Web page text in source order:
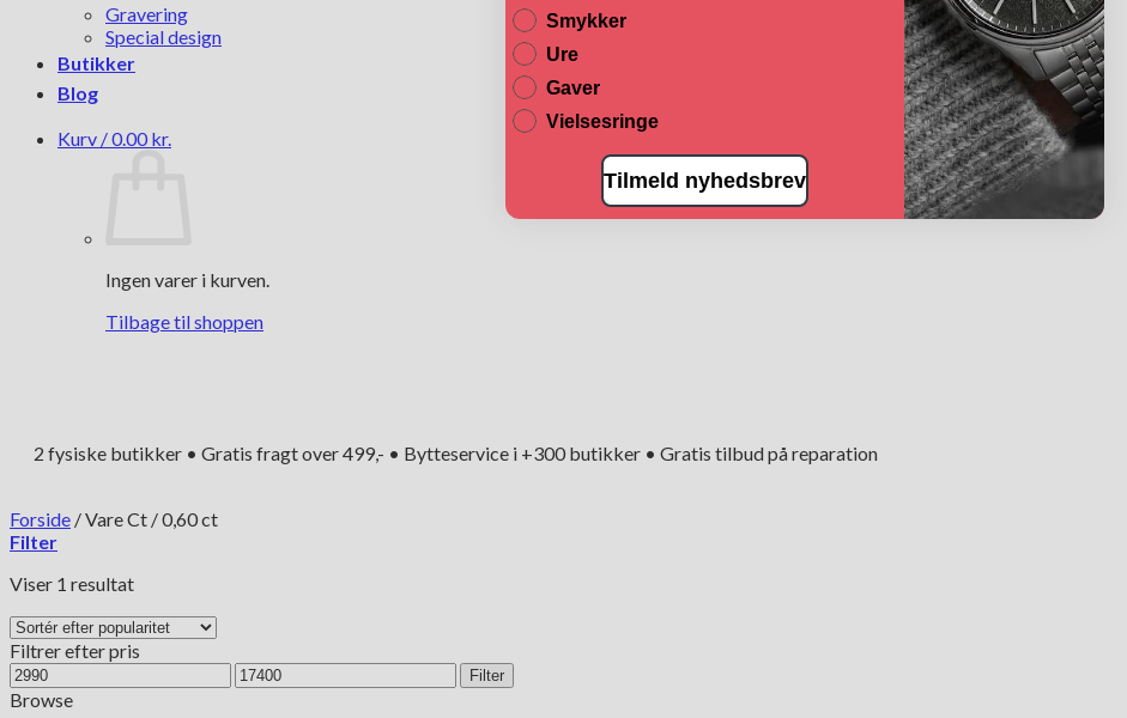
Gravering
Special design
Butikker
Blog
Kurv /0.00 kr.
Ingen varer i kurven.
Tilbage til shoppen
2 fysiske butikker • Gratis fragt over 499,- • Bytteservice i +300 butikker • Gratis tilbud på reparation
Forside /Vare Ct /0,60 ct
Filter
Viser 1 resultat
Filtrer efter pris
Mindste
pris
Højeste
pris
Filter
Browse
Smykker
Ure
Gaver
Vielsesringe
Tilmeld nyhedsbrev